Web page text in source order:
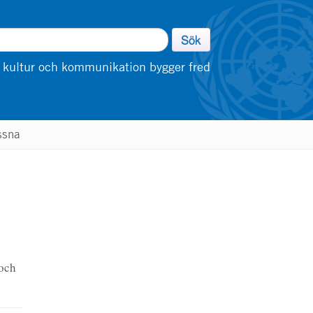
Sök
och kommunikation bygger fred